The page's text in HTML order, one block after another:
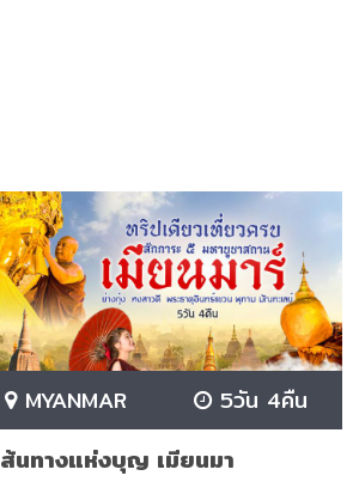
MYANMAR 5วัน 4คืน
ส้นทางแห่งบุญ เมียนมา